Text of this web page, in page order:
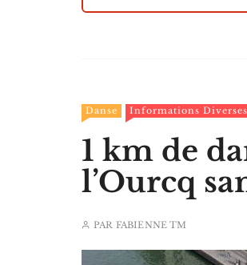
Danse Informations Diverses
1 km de
l’Ourcq
PAR FABIENNE TM